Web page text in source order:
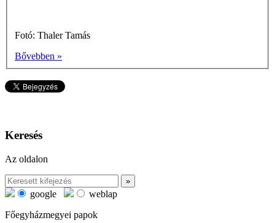
Fotó: Thaler Tamás
Bővebben »
Keresés
Az oldalon
google
weblap
Főegyházmegyei papok